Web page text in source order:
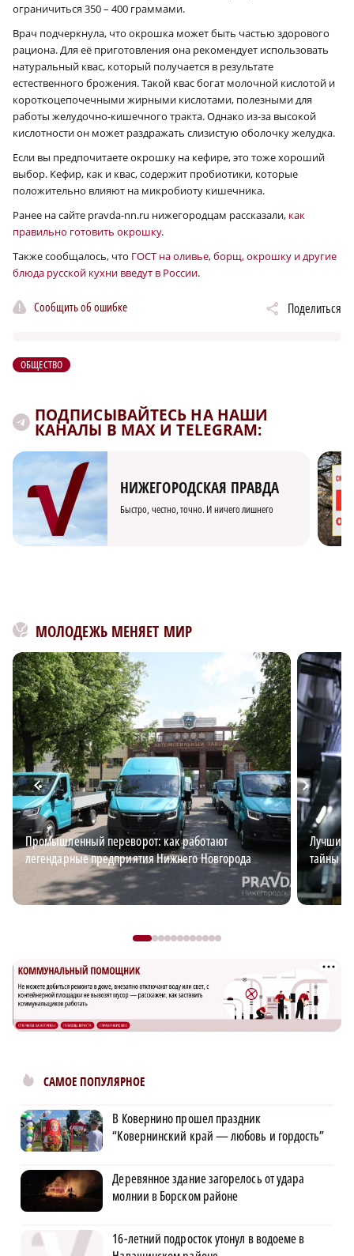
ограничиться 350 – 400 граммами.
Врач подчеркнула, что окрошка может быть частью здорового
рациона. Для её приготовления она рекомендует использовать
натуральный квас, который получается в результате
естественного брожения. Такой квас богат молочной кислотой и
короткоцепочечными жирными кислотами, полезными для
работы желудочно-кишечного тракта. Однако из-за высокой
кислотности он может раздражать слизистую оболочку желудка.
Если вы предпочитаете окрошку на кефире, это тоже хороший
выбор. Кефир, как и квас, содержит пробиотики, которые
положительно влияют на микробиоту кишечника.
Ранее на сайте pravda-nn.ru нижегородцам рассказали, как
правильно готовить окрошку.
Также сообщалось, что ГОСТ на оливье, борщ, окрошку и другие
блюда русской кухни введут в России.
Сообщить об ошибке Поделиться
ОБЩЕСТВО
ПОДПИСЫВАЙТЕСЬ НА НАШИ
КАНАЛЫ В MAX И TELEGRAM:
НИЖЕГОРОДСКАЯ ПРАВДА
Быстро, честно, точно. И ничего лишнего
МОЛОДЕЖЬ МЕНЯЕТ МИР
Промышленный переворот: как работают
легендарные предприятия Нижнего Новгорода
Лучший
тайны
САМОЕ ПОПУЛЯРНОЕ
В Ковернино прошел праздник
“Ковернинский край — любовь и гордость”
Деревянное здание загорелось от удара
молнии в Борском районе
16-летний подросток утонул в водоеме в